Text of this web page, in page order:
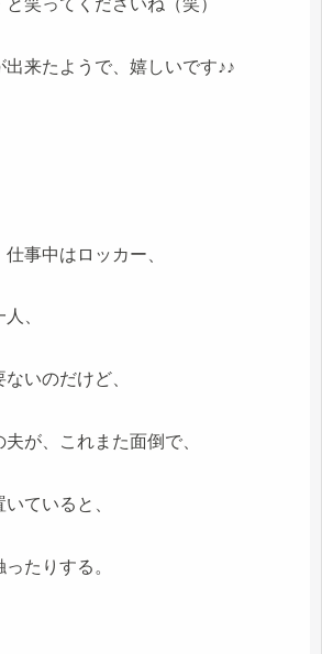
笑ってくださいね（笑）
来たようで、嬉しいです♪♪
仕事中はロッカー、
、
いのだけど、
が、これまた面倒で、
ていると、
たりする。